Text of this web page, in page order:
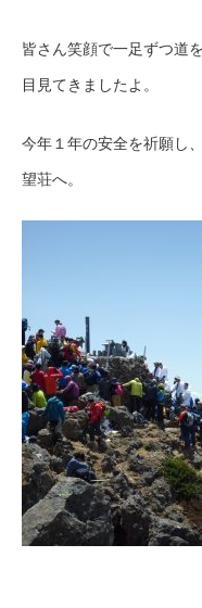
皆さん笑顔で一足ずつ道
目見てきましたよ。
今年１年の安全を祈願し
望荘へ。